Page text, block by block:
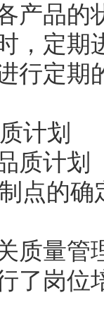
产品的
，定期
行定期
计划
质计划
点的
质量管
了岗位